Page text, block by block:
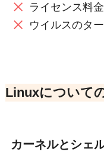
ライセンス料
ウイルスのタ
Linuxについて
カーネルとシェ